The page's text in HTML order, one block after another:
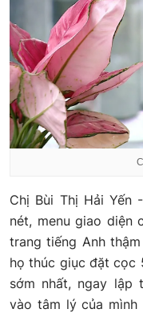
Chị Bùi Thị Hải Yến
nét, menu giao diện
trang tiếng Anh
họ thúc giục đặt cọc
sớm nhất, ngay lập
vào tâm lý của